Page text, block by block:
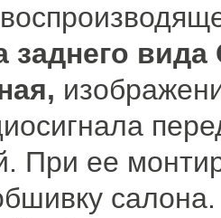
заднего вида
При ее
салона.